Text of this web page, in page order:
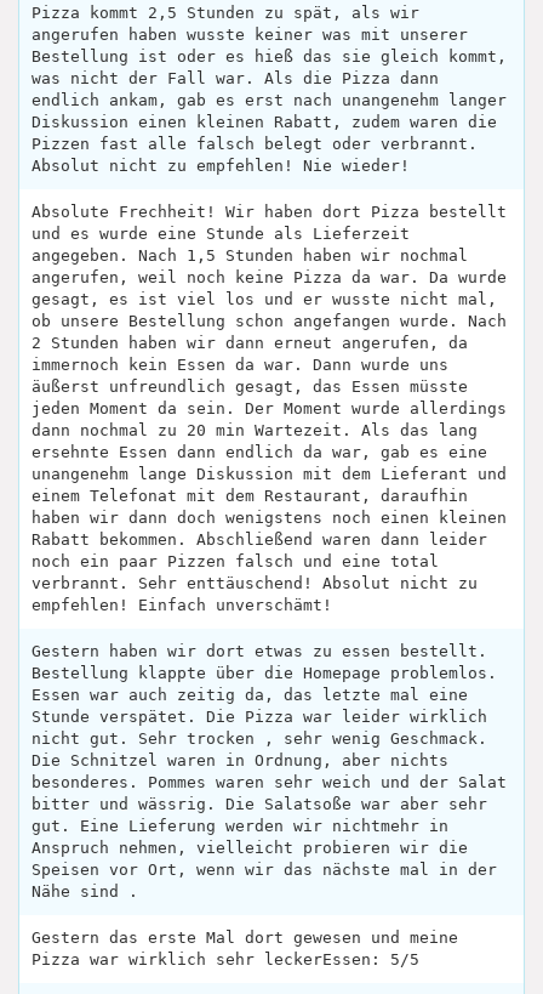
Pizza kommt 2,5 Stunden zu spät, als wir
angerufen haben wusste keiner was mit unserer
Bestellung ist oder es hieß das sie gleich kommt,
was nicht der Fall war. Als die Pizza dann
endlich ankam, gab es erst nach unangenehm langer
Diskussion einen kleinen Rabatt, zudem waren die
Pizzen fast alle falsch belegt oder verbrannt.
Absolut nicht zu empfehlen! Nie wieder!
Absolute Frechheit! Wir haben dort Pizza bestellt
und es wurde eine Stunde als Lieferzeit
angegeben. Nach 1,5 Stunden haben wir nochmal
angerufen, weil noch keine Pizza da war. Da wurde
gesagt, es ist viel los und er wusste nicht mal,
ob unsere Bestellung schon angefangen wurde. Nach
2 Stunden haben wir dann erneut angerufen, da
immernoch kein Essen da war. Dann wurde uns
äußerst unfreundlich gesagt, das Essen müsste
jeden Moment da sein. Der Moment wurde allerdings
dann nochmal zu 20 min Wartezeit. Als das lang
ersehnte Essen dann endlich da war, gab es eine
unangenehm lange Diskussion mit dem Lieferant und
einem Telefonat mit dem Restaurant, daraufhin
haben wir dann doch wenigstens noch einen kleinen
Rabatt bekommen. Abschließend waren dann leider
noch ein paar Pizzen falsch und eine total
verbrannt. Sehr enttäuschend! Absolut nicht zu
empfehlen! Einfach unverschämt!
Gestern haben wir dort etwas zu essen bestellt.
Bestellung klappte über die Homepage problemlos.
Essen war auch zeitig da, das letzte mal eine
Stunde verspätet. Die Pizza war leider wirklich
nicht gut. Sehr trocken , sehr wenig Geschmack.
Die Schnitzel waren in Ordnung, aber nichts
besonderes. Pommes waren sehr weich und der Salat
bitter und wässrig. Die Salatsoße war aber sehr
gut. Eine Lieferung werden wir nichtmehr in
Anspruch nehmen, vielleicht probieren wir die
Speisen vor Ort, wenn wir das nächste mal in der
Nähe sind .
Gestern das erste Mal dort gewesen und meine
Pizza war wirklich sehr leckerEssen: 5/5